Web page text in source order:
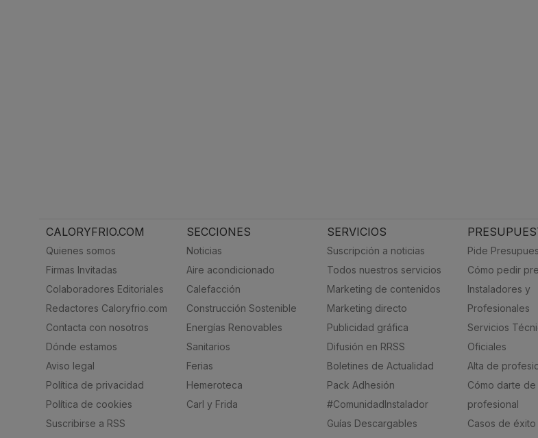
CALORYFRIO.COM
Quienes somos
Firmas Invitadas
Colaboradores Editoriales
Redactores Caloryfrio.com
Contacta con nosotros
Dónde estamos
Aviso legal
Política de privacidad
Política de cookies
Suscribirse a RSS
SECCIONES
Noticias
Aire acondicionado
Calefacción
Construcción Sostenible
Energías Renovables
Sanitarios
Ferias
Hemeroteca
Carl y Frida
SERVICIOS
Suscripción a noticias
Todos nuestros servicios
Marketing de contenidos
Marketing directo
Publicidad gráfica
Difusión en RRSS
Boletines de Actualidad
Pack Adhesión
#ComunidadInstalador
Guías Descargables
Pide
Cómo pedir
Instaladores y
Profesionales
Servicios
Oficiales
Alta de
Cómo darte de
profesional
Casos de éxito